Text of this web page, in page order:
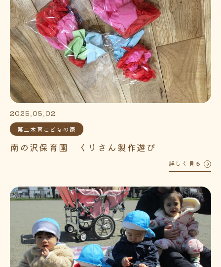
2025.05.02
第二木育こどもの家
南の沢保育園 くりさん製作遊び
詳しく見る